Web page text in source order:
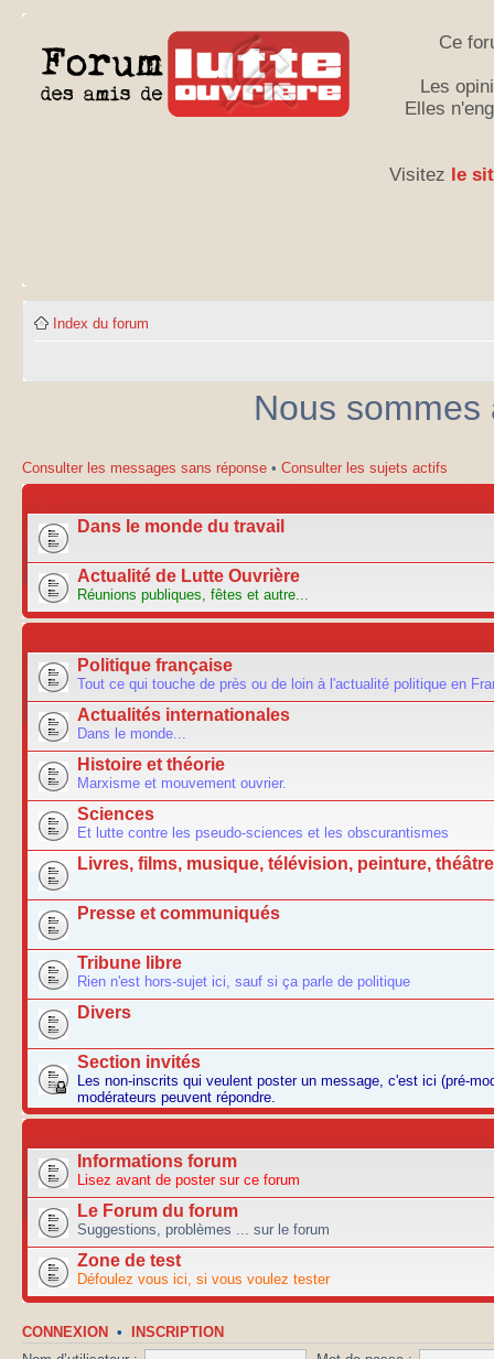
Ce
Les
Elles
Visitez le
Index du forum
Nous
Consulter les messages sans réponse • Consulter les sujets actifs
Dans le monde du travail
Actualité de Lutte Ouvrière
Réunions publiques, fêtes et autre...
Politique française
Tout ce qui touche de près ou de loin à l'actualité politique en
Actualités internationales
Dans le monde...
Histoire et théorie
Marxisme et mouvement ouvrier.
Sciences
Et lutte contre les pseudo-sciences et les obscurantismes
Livres, films, musique, télévision, peinture,
Presse et communiqués
Tribune libre
Rien n'est hors-sujet ici, sauf si ça parle de politique
Divers
Section invités
Les non-inscrits qui veulent poster un message, c'est ici (pré-
modérateurs peuvent répondre.
Informations forum
Lisez avant de poster sur ce forum
Le Forum du forum
Suggestions, problèmes ... sur le forum
Zone de test
Défoulez vous ici, si vous voulez tester
CONNEXION • INSCRIPTION